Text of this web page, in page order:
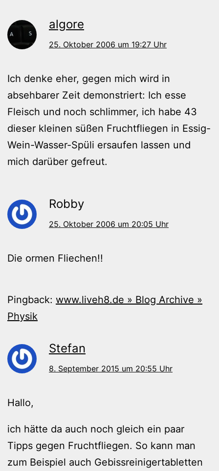
algore
25. Oktober 2006 um 19:27 Uhr
Ich denke eher, gegen mich wird in
absehbarer Zeit demonstriert: Ich esse
Fleisch und noch schlimmer, ich habe 43
dieser kleinen süßen Fruchtfliegen in Essig-
Wein-Wasser-Spüli ersaufen lassen und
mich darüber gefreut.
Robby
25. Oktober 2006 um 20:05 Uhr
Die ormen Fliechen!!
Pingback: www.liveh8.de » Blog Archive »
Physik
Stefan
8. September 2015 um 20:55 Uhr
Hallo,
ich hätte da auch noch gleich ein paar
Tipps gegen Fruchtfliegen. So kann man
zum Beispiel auch Gebissreinigertabletten